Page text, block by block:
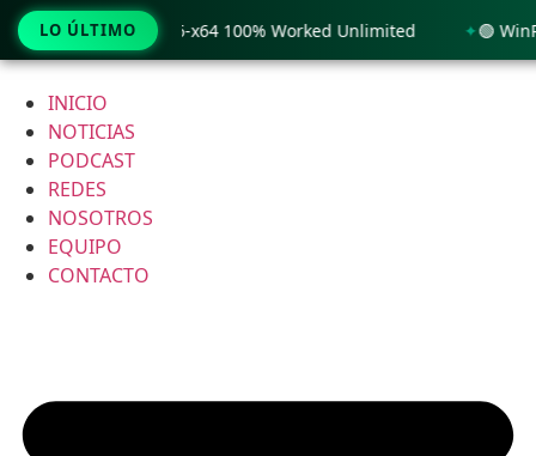
Ir
contenido
INICIO
NOTICIAS
PODCAST
REDES
NOSOTROS
EQUIPO
CONTACTO
LO ÚLTIMO
11 x86-x64 100% Worked Unlimited 🟢 WinRAR